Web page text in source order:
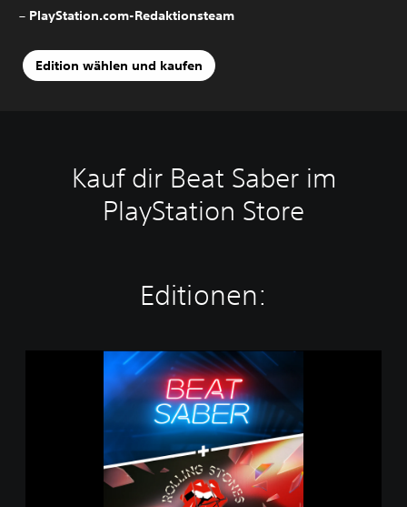
– PlayStation.com-Redaktionsteam
Edition wählen und kaufen
Kauf dir Beat Saber im
PlayStation Store
Editionen: